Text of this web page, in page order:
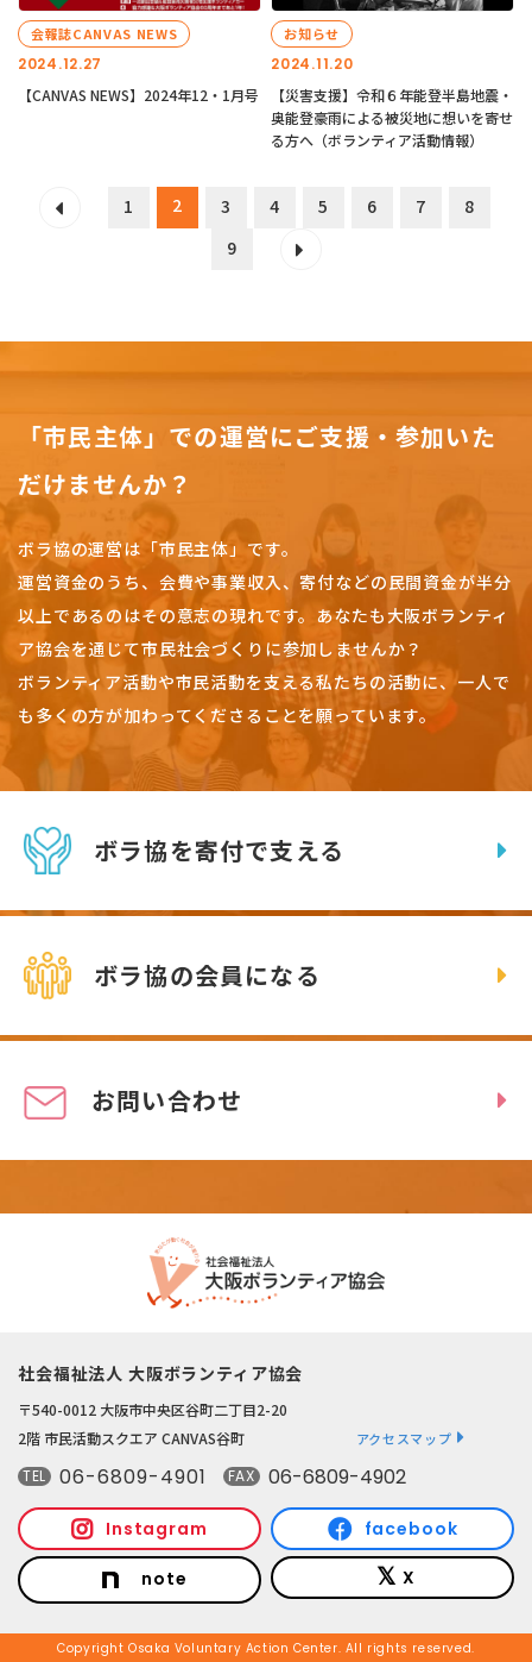
2024.12.27
会報誌CANVAS NEWS
【CANVAS NEWS】2024年12・1月号
2024.11.20
お知らせ
【災害支援】令和６年能登半島地震・
奥能登豪雨による被災地に想いを寄せ
る方へ（ボランティア活動情報）
1 2 3 4 5 6 7
8
9
「市民主体」での運営にご支援・参加いた
だけませんか？
ボラ協の運営は「市民主体」です。
運営資金のうち、会費や事業収入、寄付などの民間資金が半分
以上であるのはその意志の現れです。 あなたも大阪ボランティ
ア協会を通じて市民社会づくりに参加しませんか？
ボランティア活動や市民活動を支える私たちの活動に、一人で
も多くの方が加わってくださることを願っています。
ボラ協を寄付で支える
ボラ協の会員になる
お問い合わせ
社会福祉法人 大阪ボランティア協会
〒540-0012 大阪市中央区谷町二丁目2-20
2階 市民活動スクエア CANVAS谷町
アクセスマップ
TEL 06-6809-4901 FAX 06-6809-4902
Instagram facebook
note X
Copyright Osaka Voluntary Action Center. All rights reserved.